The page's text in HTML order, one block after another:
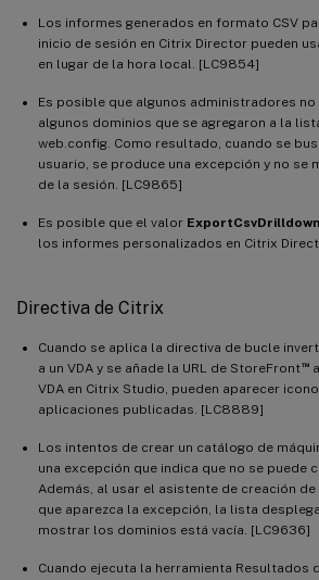
Los informes generados en formato CSV
inicio de sesión en Citrix Director pueden
en lugar de la hora local. [LC9854]
Es posible que algunos administradores no
algunos dominios que se agregaron a la
web.config. Como resultado, cuando se
usuario, se produce una excepción y no se
de la sesión. [LC9865]
Es posible que el valor
los informes personalizados en Citrix
Directiva de Citrix
Cuando se aplica la directiva de bucle
a un VDA y se añade la URL de StoreFront™a
VDA en Citrix Studio, pueden aparecer
aplicaciones publicadas. [LC8889]
Los intentos de crear un catálogo de
una excepción que indica que no se puede
Además, al usar el asistente de creación
que aparezca la excepción, la lista
mostrar los dominios está vacía. [LC9636]
Cuando ejecuta la herramienta Resultados